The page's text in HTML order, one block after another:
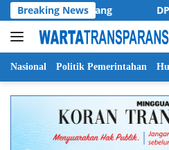
Langsung
ke
konten
Breaking News
Ojol di Malang DPRD
Nasional Politik Pemerintahan